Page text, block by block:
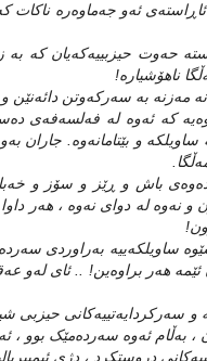
ئه‌و جه‌ماوه‌ره‌ ناکات‌ که‌
حه‌وت حیزبییه‌که‌یان که‌ به‌
ناهۆشیاره‌!
مه‌زنه‌ به‌ سه‌رکه‌وتن دائه‌نێن
که‌ ئه‌وه‌ له‌ فه‌لسه‌فه‌ی
و بێتامانه‌وه‌. جاران
باش و ڕێز و سۆز و خه‌بات
و نه‌وه‌ له‌ دوای نه‌وه‌ ، هه‌ر
ساویلکه‌ییه‌ به‌راوردی
ئێمه‌ هه‌ر براوه‌ین! .. ئای له‌و
و سه‌رکردایه‌تییه‌کانی حیزبی
، به‌ڵام ئه‌وه‌ سه‌رده‌مێک بوو
دروستکرد ، دژی